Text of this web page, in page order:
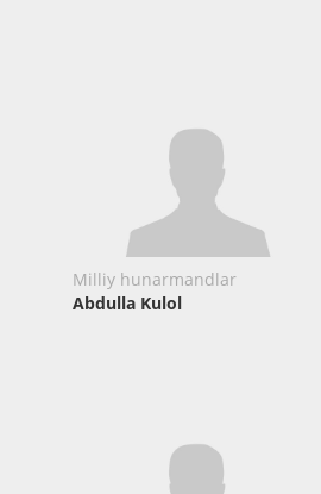
Milliy hunarmandlar
Abdulla Kulol